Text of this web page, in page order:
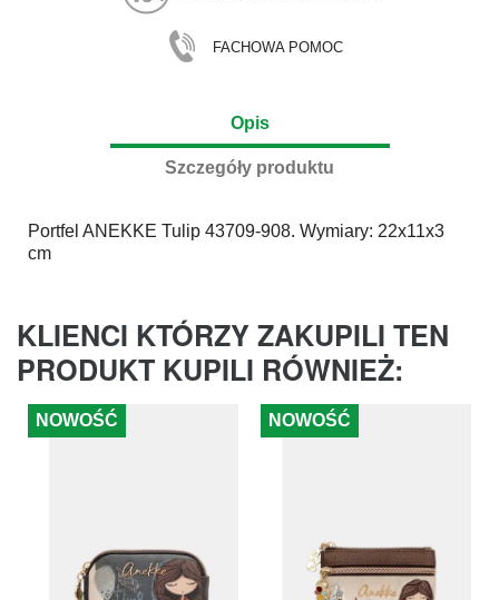
FACHOWA POMOC
Opis
Szczegóły produktu
Portfel ANEKKE Tulip 43709-908. Wymiary: 22x11x3
cm
KLIENCI KTÓRZY ZAKUPILI TEN
PRODUKT KUPILI RÓWNIEŻ:
NOWOŚĆ NOWOŚĆ